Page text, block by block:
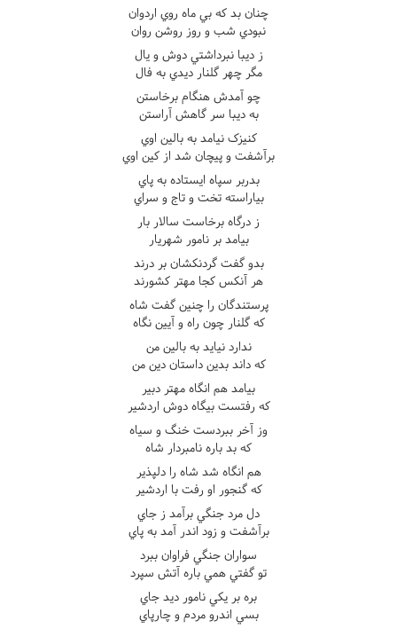
چنان بد که بي ماه روي اردوان
نبودي شب و روز روشن روان
ز ديبا نبرداشتي دوش و يال
مگر چهر گلنار ديدي به فال
چو آمدش هنگام برخاستن
به ديبا سر گاهش آراستن
کنيزک نيامد به بالين اوي
برآشفت و پيچان شد از کين اوي
بدربر سپاه ايستاده به پاي
بياراسته تخت و تاج و سراي
ز درگاه برخاست سالار بار
بيامد بر نامور شهريار
بدو گفت گردنکشان بر درند
هر آنکس کجا مهتر کشورند
پرستندگان را چنين گفت شاه
که گلنار چون راه و آيين نگاه
ندارد نيايد به بالين من
که داند بدين داستان دين من
بيامد هم انگاه مهتر دبير
که رفتست بيگاه دوش اردشير
وز آخر ببردست خنگ و سياه
که بد باره نامبردار شاه
هم انگاه شد شاه را دلپذير
که گنجور او رفت با اردشير
دل مرد جنگي برآمد ز جاي
برآشفت و زود اندر آمد به پاي
سواران جنگي فراوان ببرد
تو گفتي همي باره آتش سپرد
بره بر يکي نامور ديد جاي
بسي اندرو مردم و چارپاي